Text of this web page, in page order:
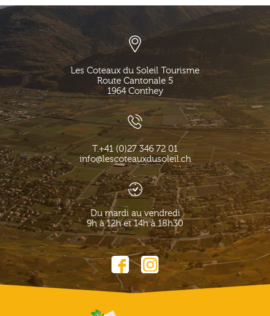
Les Coteaux du Soleil Tourisme
Route Cantonale 5
1964 Conthey
T.+41 (0)27 346 72 01
info@lescoteauxdusoleil.ch
Du mardi au vendredi
9h à 12h et 14h à 18h30